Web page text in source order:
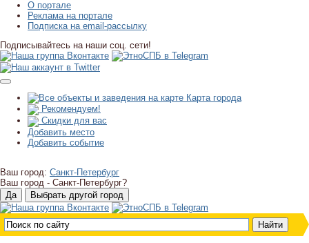
О портале
Реклама на портале
Подписка на email-рассылку
Подписывайтесь на наши соц. сети!
Карта города
Рекомендуем!
Скидки для вас
Добавить место
Добавить событие
Ваш город: Санкт-Петербург
Ваш город - Санкт-Петербург?